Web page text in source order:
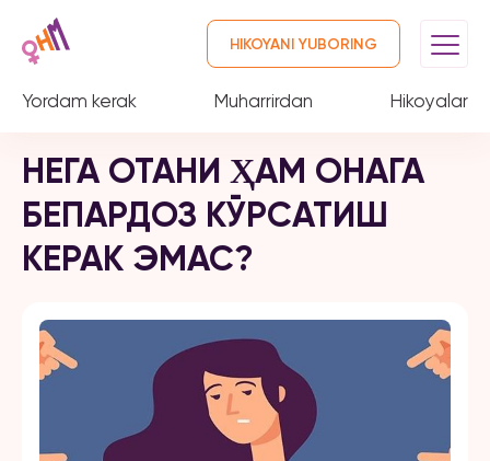
Yordam kerak Muharrirdan Hikoyalar
HIKOYANI YUBORING
НЕГА ОТАНИ ҲАМ ОНАГА
БЕПАРДОЗ КЎРСАТИШ
КЕРАК ЭМАС?